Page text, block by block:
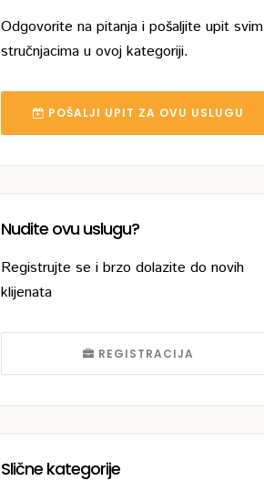
Odgovorite na pitanja i pošaljite upit svim
stručnjacima u ovoj kategoriji.
POŠALJI UPIT ZA OVU USLUGU
Nudite ovu uslugu?
Registrujte se i brzo dolazite do novih
klijenata
REGISTRACIJA
Slične kategorije